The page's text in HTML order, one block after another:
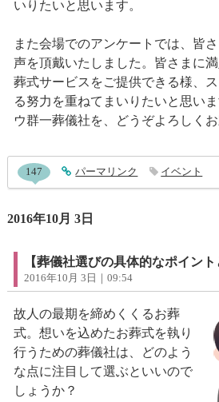
いりたいと思います。
また会場でのアンケートでは、皆
声を頂戴いたしました。皆さまに
葬式サービスをご提供できる様、
る努力を重ねてまいりたいと思い
ウ群一葬儀社を、どうぞよろしくお
entry612コメント
147 entry612
パーマリンク イベント
2016年10月 3日
【葬儀社選びの具体的なポイント
2016年10月 3日｜09:54
故人の最期を締めくくるお葬
式。想いを込めたお葬式を執り
行うための葬儀社は、どのよう
な点に注目して選ぶといいので
しょうか？